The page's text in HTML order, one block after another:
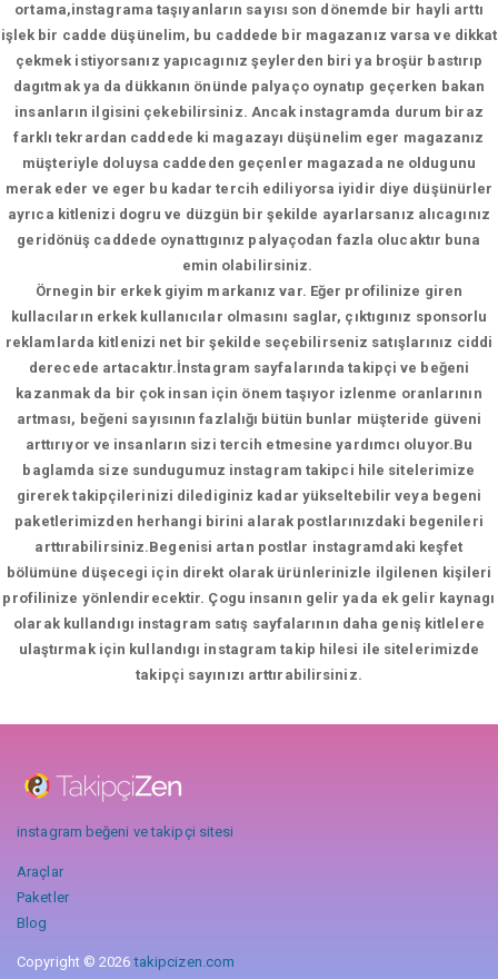
ortama,instagrama taşıyanların sayısı son dönemde bir hayli arttı
işlek bir cadde düşünelim, bu caddede bir magazanız varsa ve dikkat
çekmek istiyorsanız yapıcagınız şeylerden biri ya broşür bastırıp
dagıtmak ya da dükkanın önünde palyaço oynatıp geçerken bakan
insanların ilgisini çekebilirsiniz. Ancak instagramda durum biraz
farklı tekrardan caddede ki magazayı düşünelim eger magazanız
müşteriyle doluysa caddeden geçenler magazada ne oldugunu
merak eder ve eger bu kadar tercih ediliyorsa iyidir diye düşünürler
ayrıca kitlenizi dogru ve düzgün bir şekilde ayarlarsanız alıcagınız
geridönüş caddede oynattıgınız palyaçodan fazla olucaktır buna
emin olabilirsiniz.
Örnegin bir erkek giyim markanız var. Eğer profilinize giren
kullacıların erkek kullanıcılar olmasını saglar, çıktıgınız sponsorlu
reklamlarda kitlenizi net bir şekilde seçebilirseniz satışlarınız ciddi
derecede artacaktır.İnstagram sayfalarında takipçi ve beğeni
kazanmak da bir çok insan için önem taşıyor izlenme oranlarının
artması, beğeni sayısının fazlalığı bütün bunlar müşteride güveni
arttırıyor ve insanların sizi tercih etmesine yardımcı oluyor.Bu
baglamda size sundugumuz instagram takipci hile sitelerimize
girerek takipçilerinizi dilediginiz kadar yükseltebilir veya begeni
paketlerimizden herhangi birini alarak postlarınızdaki begenileri
arttırabilirsiniz.Begenisi artan postlar instagramdaki keşfet
bölümüne düşecegi için direkt olarak ürünlerinizle ilgilenen kişileri
profilinize yönlendirecektir. Çogu insanın gelir yada ek gelir kaynagı
olarak kullandıgı instagram satış sayfalarının daha geniş kitlelere
ulaştırmak için kullandıgı instagram takip hilesi ile sitelerimizde
takipçi sayınızı arttırabilirsiniz.
instagram beğeni ve takipçi sitesi
Araçlar
Paketler
Blog
Copyright © 2026takipcizen.com